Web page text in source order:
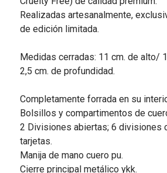
Realizadas artesanalmente,
de edición limitada.
Medidas cerradas: 11 cm. de alto/
2,5 cm. de profundidad.
Completamente forrada en su
Bolsillos y compartimentos de
2 Divisiones abiertas; 6 divisiones
tarjetas.
Manija de mano cuero pu.
Cierre principal metálico ykk.